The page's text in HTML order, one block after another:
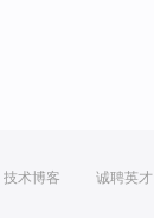
技术博客 诚聘英才